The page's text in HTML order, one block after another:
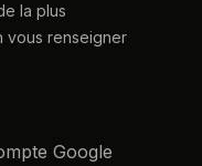
la plus
vous renseigner
Google